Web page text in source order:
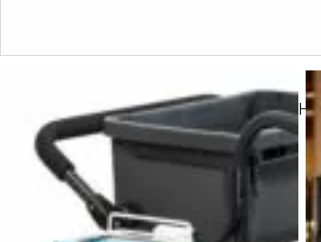
Halter für Karton mit Mundschutz (max.
einer Wand montiert.
Artikelnummer:
Kategorie:Halter
Urval av modell